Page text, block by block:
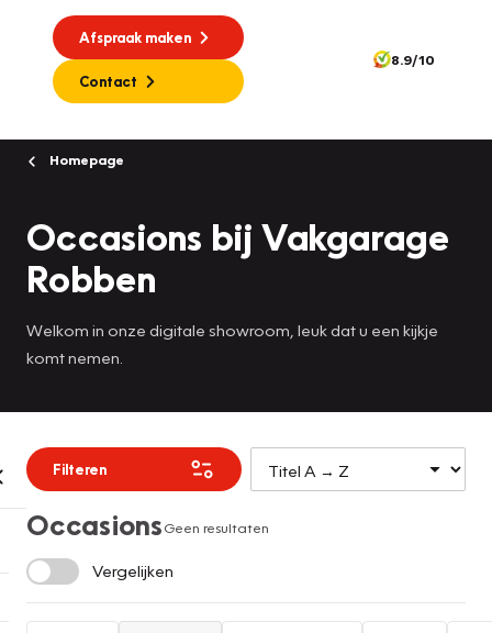
Afspraak maken
Contact
8.9/10
Homepage
Occasions bij Vakgarage
Robben
Welkom in onze digitale showroom, leuk dat u een kijkje
komt nemen.
Filteren
OccasionsGeen resultaten
Vergelijken